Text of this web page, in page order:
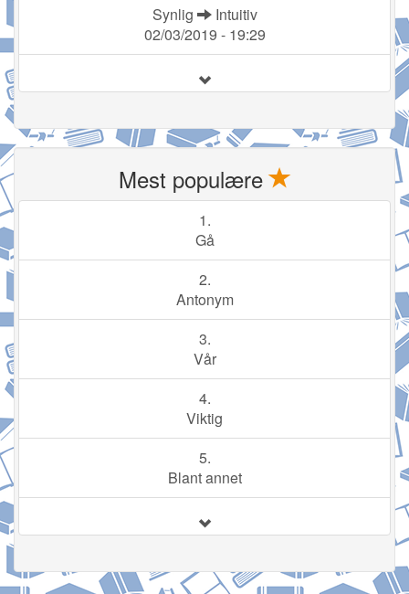
Synlig
Intuitiv
02/03/2019 - 19:29
Mest populære
1.
Gå
2.
Antonym
3.
Vår
4.
Viktig
5.
Blant annet